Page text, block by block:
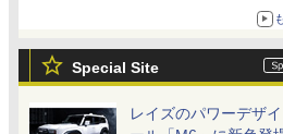
ーズ 予算を抑えて導入でき、ECCメ
Special Site
レイズのパワーデザ